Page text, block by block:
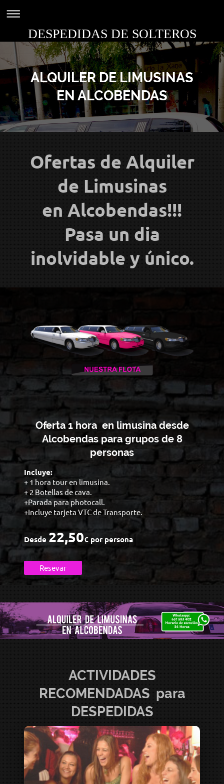
DESPEDIDAS DE SOLTEROS
ALQUILER DE LIMUSINAS
EN ALCOBENDAS
Ofertas de Alquiler
de Limusinas
en Alcobendas!!!
Pasa un dia
inolvidable y único.
Oferta 1 hora en limusina desde
Alcobendas para grupos de 8
personas
Incluye:
+ 1 hora tour en limusina.
+ 2 Botellas de cava.
+Parada para photocall.
+Incluye tarjeta VTC de Transporte.
Desde 22,50€ por persona
Resevar
ACTIVIDADES
RECOMENDADAS para
DESPEDIDAS